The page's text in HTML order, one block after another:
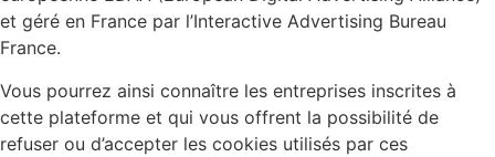
et géré en France par l’Interactive Advertising Bureau
France.
Vous pourrez ainsi connaître les entreprises inscrites à
cette plateforme et qui vous offrent la possibilité de
refuser ou d’accepter les cookies utilisés par ces